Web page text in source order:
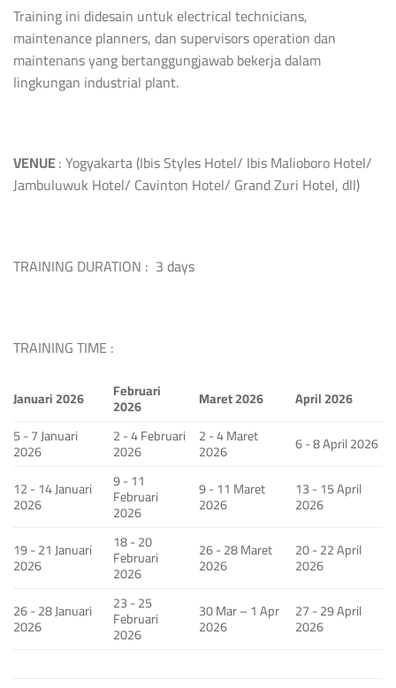
Training ini didesain untuk electrical technicians,
maintenance planners, dan supervisors operation dan
maintenans yang bertanggungjawab bekerja dalam
lingkungan industrial plant.
VENUE: Yogyakarta (Ibis Styles Hotel/ Ibis Malioboro Hotel/
Jambuluwuk Hotel/ Cavinton Hotel/ Grand Zuri Hotel, dll)
TRAINING DURATION : 3 days
TRAINING TIME :
Januari 2026 Februari
2026 Maret 2026
April 2026
5 - 7 Januari
2026
2 - 4 Februari
2026
2 - 4 Maret
2026
6 - 8 April 2026
12 - 14 Januari
2026
9 - 11
Februari
2026
9 - 11 Maret
2026
13 - 15 April
2026
19 - 21 Januari
2026
18 - 20
Februari
2026
26 - 28 Maret
2026
20 - 22 April
2026
26 - 28 Januari
2026
23 - 25
Februari
2026
30 Mar – 1 Apr
2026
27 - 29 April
2026